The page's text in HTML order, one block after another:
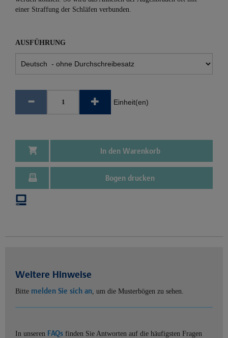
einer Straffung der Schläfen verbunden.
AUSFÜHRUNG
Einheit(en)
In den Warenkorb
Bogen drucken
Weitere Hinweise
Bitte melden Sie sich an, um die Musterbögen zu sehen.
In unseren FAQs finden Sie Antworten auf die häufigsten Fragen